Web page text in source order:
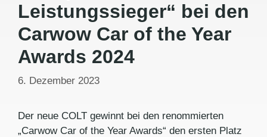
Leistungssieger“ bei den
Carwow Car of the Year
Awards 2024
6. Dezember 2023
Der neue COLT gewinnt bei den renommierten
„Carwow Car of the Year Awards“ den ersten Platz